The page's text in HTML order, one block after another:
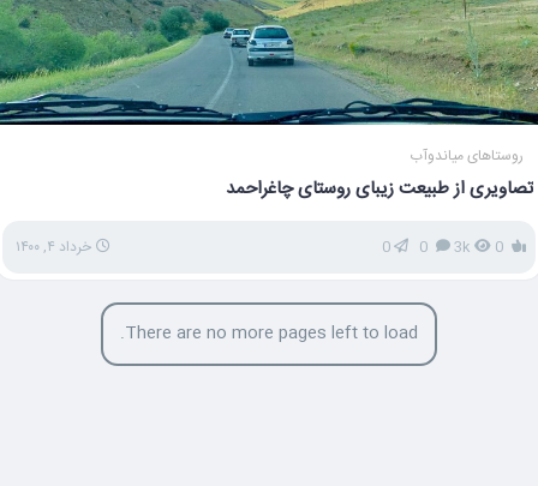
روستاهای میاندوآب
تصاویری از طبیعت زیبای روستای چاغراحمد
3k
0 خرداد ۴, ۱۴۰۰
There are no more pages left to load.